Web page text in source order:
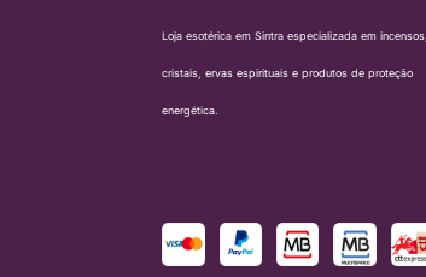
Loja esotérica em Sintra especializada em incensos,
cristais, ervas espirituais e produtos de proteção
energética.